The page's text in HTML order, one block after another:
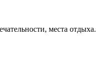
места отдыха.